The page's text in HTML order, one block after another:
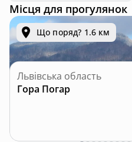
Місця для прогулянок
Що поряд? 1.6 км
Львівська область
Гора Погар